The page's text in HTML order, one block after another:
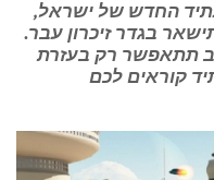
החדש של ישראל,
בגדר זיכרון עבר.
תתאפשר רק בעזרת
קוראים לכם